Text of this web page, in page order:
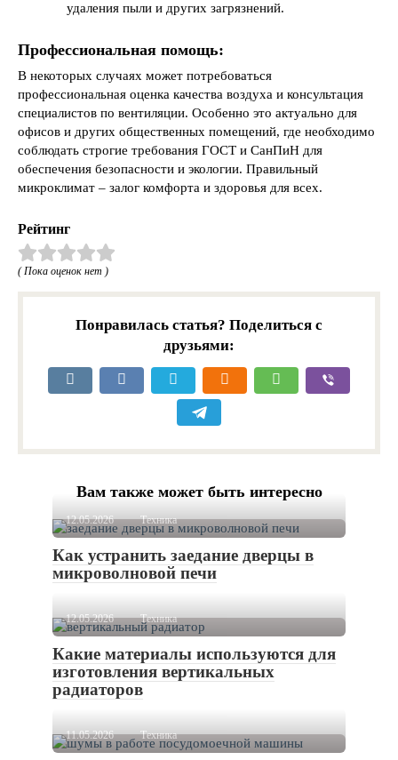
удаления пыли и других загрязнений.
Профессиональная помощь:
В некоторых случаях может потребоваться
профессиональная оценка качества воздуха и консультация
специалистов по вентиляции. Особенно это актуально для
офисов и других общественных помещений, где необходимо
соблюдать строгие требования ГОСТ и СанПиН для
обеспечения безопасности и экологии. Правильный
микроклимат – залог комфорта и здоровья для всех.
Рейтинг
( Пока оценок нет )
Понравилась статья? Поделиться с
друзьями:
Вам также может быть интересно
12.05.2026 Техника
Как устранить заедание дверцы в
микроволновой печи
12.05.2026 Техника
Какие материалы используются для
изготовления вертикальных
радиаторов
11.05.2026 Техника